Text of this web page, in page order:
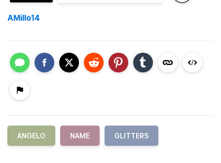
AMillo14
ANGELO NAME GLITTERS